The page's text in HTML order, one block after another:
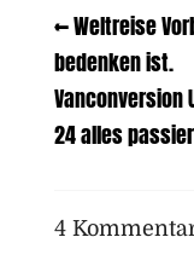
←Weltreise
bedenken ist.
Vanconversion
24 alles
4